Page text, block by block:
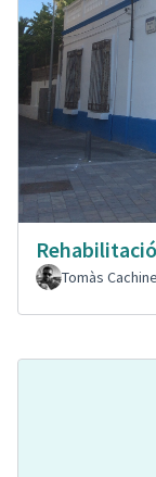
Tomàs